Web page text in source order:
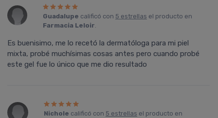
Guadalupe calificó con 5 estrellas el producto en
Farmacia Leloir.
Es buenisimo, me lo recetó la dermatóloga para mi piel
mixta, probé muchísimas cosas antes pero cuando probé
este gel fue lo único que me dio resultado
Nichole calificó con 5 estrellas el producto en